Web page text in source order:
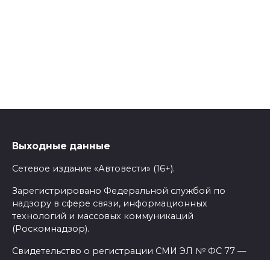
Выходные данные
Сетевое издание «Автовести» (16+).
Зарегистрировано Федеральной службой по
надзору в сфере связи, информационных
технологий и массовых коммуникаций
(Роскомнадзор).
Свидетельство о регистрации СМИ ЭЛ № ФС 77 —